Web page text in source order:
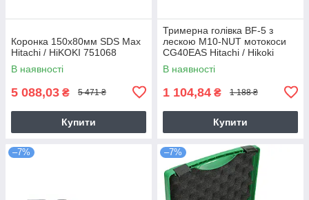
Коронка 150х80мм SDS Max
Hitachi / HiKOKI 751068
В наявності
5 088,03 ₴ 5 471 ₴
Купити
Тримерна голівка BF-5 з
лескою M10-NUT мотокоси
CG40EAS Hitachi / Hikoki
6695784
В наявності
1 104,84 ₴ 1 188 ₴
Купити
–7% –7%